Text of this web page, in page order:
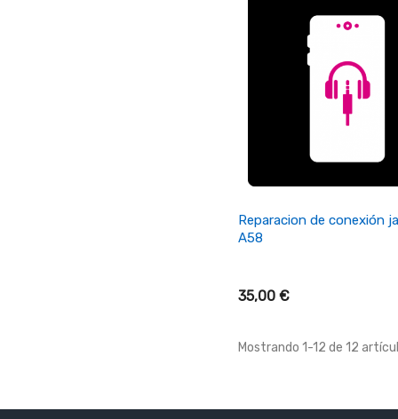
+ Añadir Al Carrito
Reparacion de conexión
A58
35,00 €
Mostrando 1-12 de 12